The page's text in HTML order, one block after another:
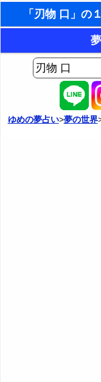
「刃物 口」の
タロ
AIゆめの夢占いチャッ
ヨセフの夢占い
夢占い掲示板
ゆめの夢占い>夢の世界